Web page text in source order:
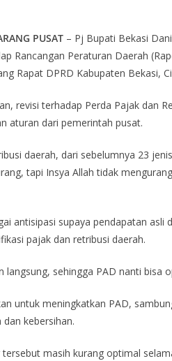
PUSAT – Pj Bupati Bekasi
Rancangan Peraturan Daerah
Rapat DPRD Kabupaten Bekasi,
revisi terhadap Perda Pajak dan
aturan dari pemerintah pusat.
daerah, dari sebelumnya 23
tapi Insya Allah tidak
antisipasi supaya pendapatan asli
pajak dan retribusi daerah.
langsung, sehingga PAD nanti bisa
untuk meningkatkan PAD,
kebersihan.
masih kurang optimal